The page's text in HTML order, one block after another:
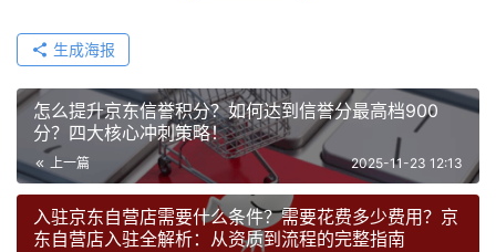
生成海报
怎么提升京东信誉积分？如何达到信誉分最高档900
分？四大核心冲刺策略！
上一篇 2025-11-23 12:13
入驻京东自营店需要什么条件？需要花费多少费用？京
东自营店入驻全解析：从资质到流程的完整指南